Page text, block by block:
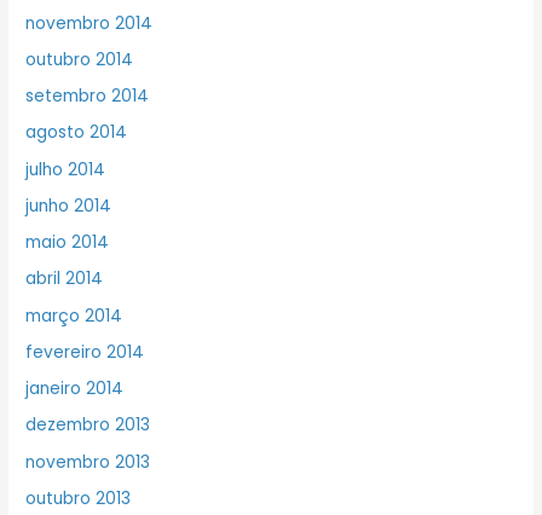
novembro 2014
outubro 2014
setembro 2014
agosto 2014
julho 2014
junho 2014
maio 2014
abril 2014
março 2014
fevereiro 2014
janeiro 2014
dezembro 2013
novembro 2013
outubro 2013